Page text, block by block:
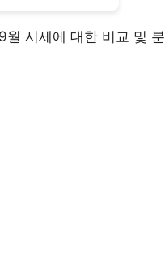
월 시세에 대한 비교 및 분